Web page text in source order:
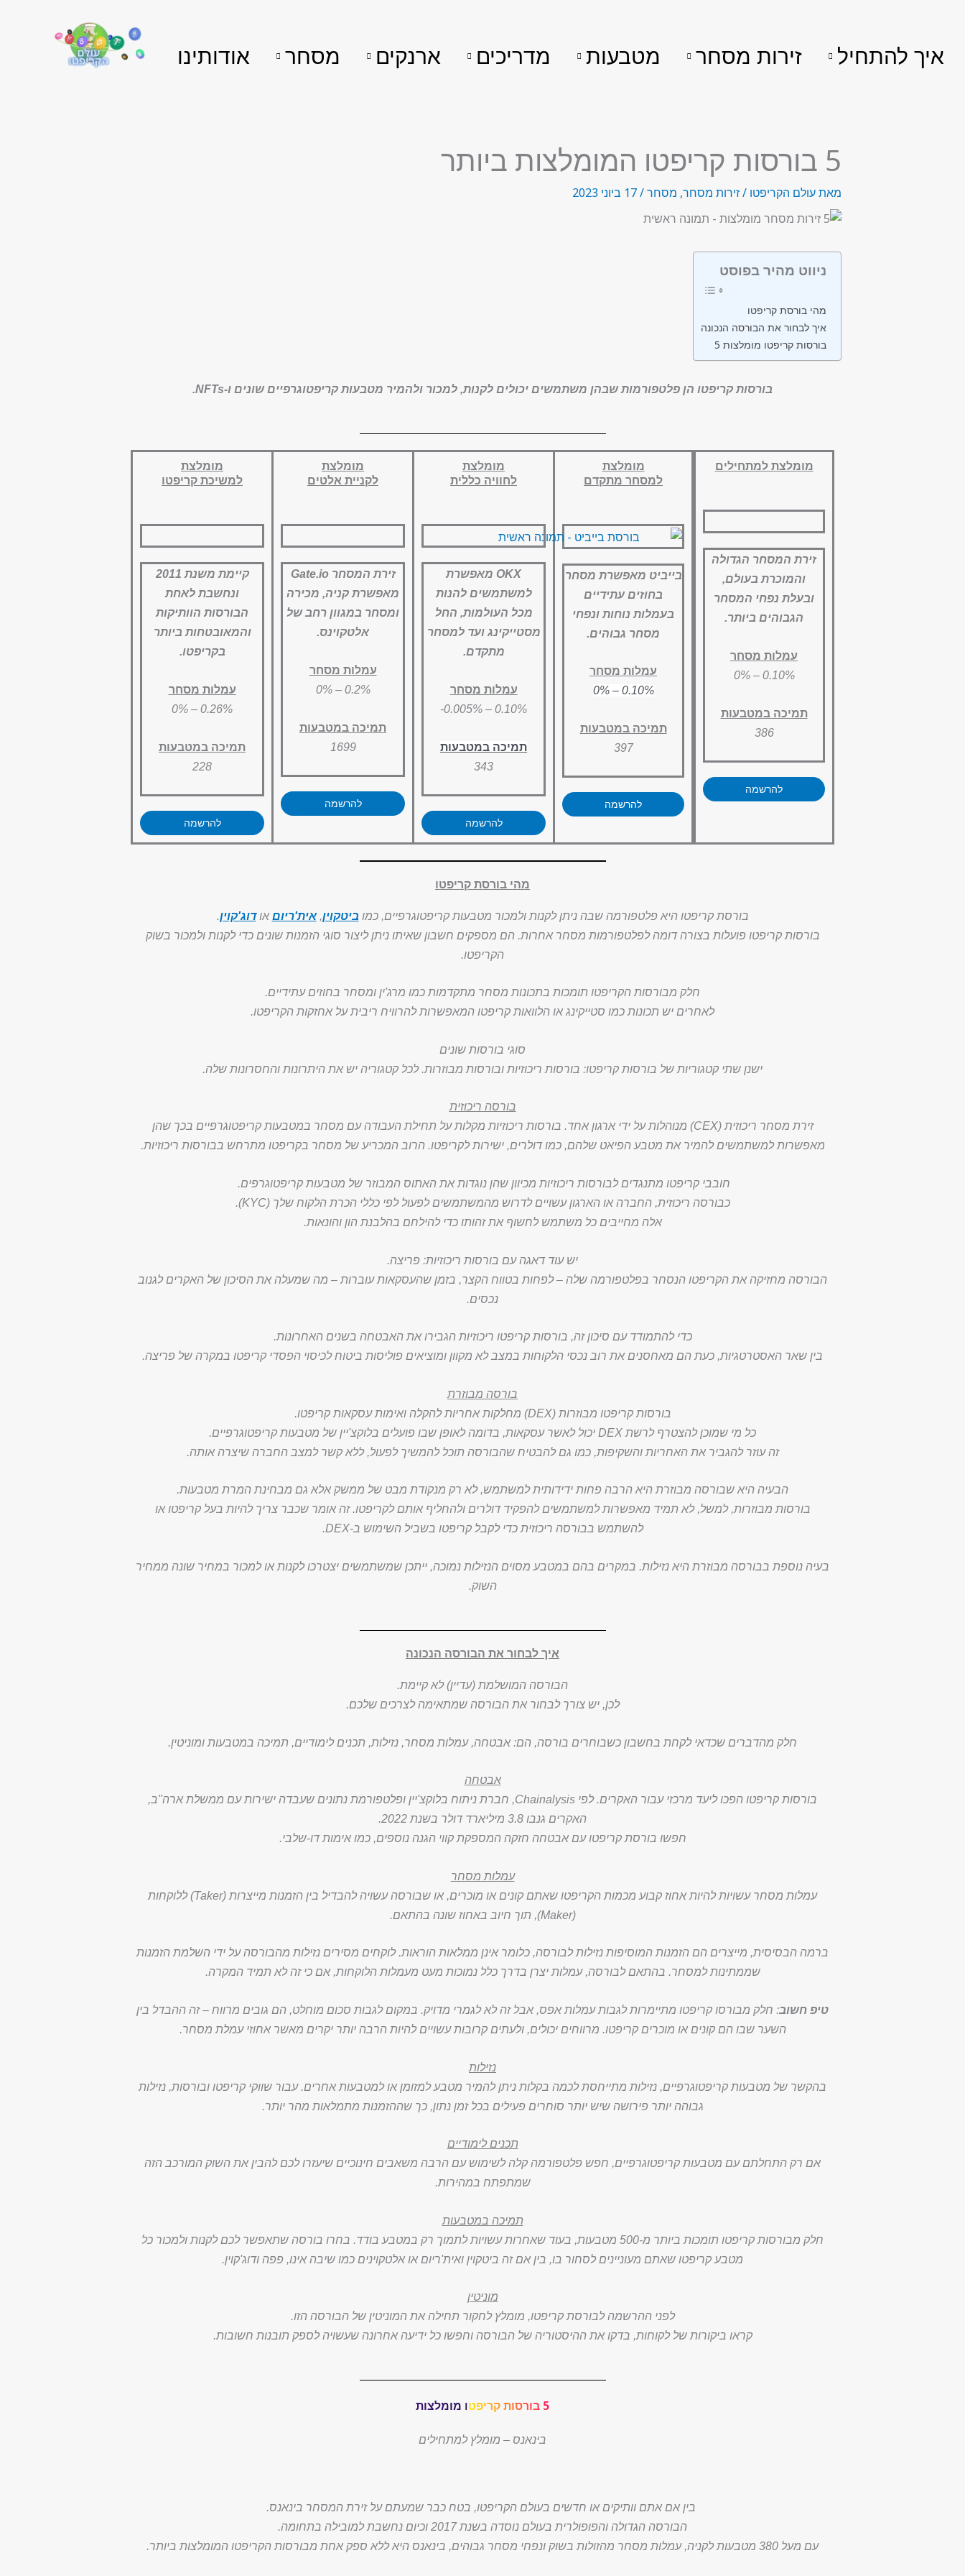
איך להתחיל זירות מסחר מטבעות מדריכים ארנקים מסחר אודותינו
5 בורסות קריפטו המומלצות ביותר
מאתעולם הקריפטו /זירות מסחר, מסחר/17 ביוני 2023
ניווט מהיר בפוסט
מהי בורסת קריפטו
איך לבחור את הבורסה הנכונה
5 בורסות קריפטו מומלצות
בורסות קריפטו הן פלטפורמות שבהן משתמשים יכולים לקנות, למכור ולהמיר מטבעות קריפטוגרפיים שונים ו-NFTs.
מומלצת למתחילים
זירת המסחר הגדולה
והמוכרת בעולם,
ובעלת נפחי המסחר
הגבוהים ביותר.
עמלות מסחר
0.10% – 0%
תמיכה במטבעות
386
להרשמה
מומלצת
למסחר מתקדם
בייביט מאפשרת מסחר
בחוזים עתידיים
בעמלות נוחות ונפחי
מסחר גבוהים.
עמלות מסחר
0.10% – 0%
תמיכה במטבעות
397
להרשמה
מומלצת
לחוויה כללית
OKX מאפשרת
למשתמשים להנות
מכל העולמות, החל
מסטייקינג ועד למסחר
מתקדם.
עמלות מסחר
0.10% – 0.005%-
תמיכה במטבעות
343
להרשמה
מומלצת
לקניית אלטים
זירת המסחר Gate.io
מאפשרת קניה, מכירה
ומסחר במגוון רחב של
אלטקוינס.
עמלות מסחר
0.2% – 0%
תמיכה במטבעות
1699
להרשמה
מומלצת
למשיכת קריפטו
קיימת משנת 2011
ונחשבת לאחת
הבורסות הוותיקות
והמאובטחות ביותר
בקריפטו.
עמלות מסחר
0.26% – 0%
תמיכה במטבעות
228
להרשמה
מהי בורסת קריפטו
בורסת קריפטו היא פלטפורמה שבה ניתן לקנות ולמכור מטבעות קריפטוגרפיים, כמוביטקוין,אית'ריום אודוג'קוין.
בורסות קריפטו פועלות בצורה דומה לפלטפורמות מסחר אחרות. הם מספקים חשבון שאיתו ניתן ליצור סוגי הזמנות שונים כדי לקנות ולמכור בשוק
הקריפטו.
חלק מבורסות הקריפטו תומכות בתכונות מסחר מתקדמות כמו מרג'ין ומסחר בחוזים עתידיים.
לאחרים יש תכונות כמו סטייקינג או הלוואות קריפטו המאפשרות להרוויח ריבית על אחזקות הקריפטו.
סוגי בורסות שונים
ישנן שתי קטגוריות של בורסות קריפטו: בורסות ריכוזיות ובורסות מבוזרות. לכל קטגוריה יש את היתרונות והחסרונות שלה.
בורסה ריכוזית
זירת מסחר ריכוזית (CEX) מנוהלות על ידי ארגון אחד. בורסות ריכוזיות מקלות על תחילת העבודה עם מסחר במטבעות קריפטוגרפיים בכך שהן
מאפשרות למשתמשים להמיר את מטבע הפיאט שלהם, כמו דולרים, ישירות לקריפטו. הרוב המכריע של מסחר בקריפטו מתרחש בבורסות ריכוזיות.
חובבי קריפטו מתנגדים לבורסות ריכוזיות מכיוון שהן נוגדות את האתוס המבוזר של מטבעות קריפטוגרפים.
כבורסה ריכוזית, החברה או הארגון עשויים לדרוש מהמשתמשים לפעול לפי כללי הכרת הלקוח שלך (KYC).
אלה מחייבים כל משתמש לחשוף את זהותו כדי להילחם בהלבנת הון והונאות.
יש עוד דאגה עם בורסות ריכוזיות: פריצה.
הבורסה מחזיקה את הקריפטו הנסחר בפלטפורמה שלה – לפחות בטווח הקצר, בזמן שהעסקאות עוברות – מה שמעלה את הסיכון של האקרים לגנוב
נכסים.
כדי להתמודד עם סיכון זה, בורסות קריפטו ריכוזיות הגבירו את האבטחה בשנים האחרונות.
בין שאר האסטרטגיות, כעת הם מאחסנים את רוב נכסי הלקוחות במצב לא מקוון ומוציאים פוליסות ביטוח לכיסוי הפסדי קריפטו במקרה של פריצה.
בורסה מבוזרת
בורסות קריפטו מבוזרות (DEX) מחלקות אחריות להקלה ואימות עסקאות קריפטו.
כל מי שמוכן להצטרף לרשת DEX יכול לאשר עסקאות, בדומה לאופן שבו פועלים בלוקצ'יין של מטבעות קריפטוגרפיים.
זה עוזר להגביר את האחריות והשקיפות, כמו גם להבטיח שהבורסה תוכל להמשיך לפעול, ללא קשר למצב החברה שיצרה אותה.
הבעיה היא שבורסה מבוזרת היא הרבה פחות ידידותית למשתמש, לא רק מנקודת מבט של ממשק אלא גם מבחינת המרת מטבעות.
בורסות מבוזרות, למשל, לא תמיד מאפשרות למשתמשים להפקיד דולרים ולהחליף אותם לקריפטו. זה אומר שכבר צריך להיות בעל קריפטו או
להשתמש בבורסה ריכוזית כדי לקבל קריפטו בשביל השימוש ב-DEX.
בעיה נוספת בבורסה מבוזרת היא נזילות. במקרים בהם במטבע מסוים הנזילות נמוכה, ייתכן שמשתמשים יצטרכו לקנות או למכור במחיר שונה ממחיר
השוק.
איך לבחור את הבורסה הנכונה
הבורסה המושלמת (עדיין) לא קיימת.
לכן, יש צורך לבחור את הבורסה שמתאימה לצרכים שלכם.
חלק מהדברים שכדאי לקחת בחשבון כשבוחרים בורסה, הם: אבטחה, עמלות מסחר, נזילות, תכנים לימודיים, תמיכה במטבעות ומוניטין.
אבטחה
בורסות קריפטו הפכו ליעד מרכזי עבור האקרים. לפי Chainalysis, חברת ניתוח בלוקצ'יין ופלטפורמת נתונים שעבדה ישירות עם ממשלת ארה"ב,
האקרים גנבו 3.8 מיליארד דולר בשנת 2022.
חפשו בורסת קריפטו עם אבטחה חזקה המספקת קווי הגנה נוספים, כמו אימות דו-שלבי.
עמלות מסחר
עמלות מסחר עשויות להיות אחוז קבוע מכמות הקריפטו שאתם קונים או מוכרים, או שבורסה עשויה להבדיל בין הזמנות מייצרות (Taker) ללוקחות
(Maker), תוך חיוב באחוז שונה בהתאם.
ברמה הבסיסית, מייצרים הם הזמנות המוסיפות נזילות לבורסה, כלומר אינן ממלאות הוראות. לוקחים מסירים נזילות מהבורסה על ידי השלמת הזמנות
שממתינות למסחר. בהתאם לבורסה, עמלות יצרן בדרך כלל נמוכות מעט מעמלות הלוקחות, אם כי זה לא תמיד המקרה.
טיפ חשוב: חלק מבורסו קריפטו מתיימרות לגבות עמלות אפס, אבל זה לא לגמרי מדויק. במקום לגבות סכום מוחלט, הם גובים מרווח – זה ההבדל בין
השער שבו הם קונים או מוכרים קריפטו. מרווחים יכולים, ולעתים קרובות עשויים להיות הרבה יותר יקרים מאשר אחוזי עמלת מסחר.
נזילות
בהקשר של מטבעות קריפטוגרפיים, נזילות מתייחסת לכמה בקלות ניתן להמיר מטבע למזומן או למטבעות אחרים. עבור שווקי קריפטו ובורסות, נזילות
גבוהה יותר פירושה שיש יותר סוחרים פעילים בכל זמן נתון, כך שההזמנות מתמלאות מהר יותר.
תכנים לימודיים
אם רק התחלתם עם מטבעות קריפטוגרפיים, חפש פלטפורמה קלה לשימוש עם הרבה משאבים חינוכיים שיעזרו לכם להבין את השוק המורכב הזה
שמתפתח במהירות.
תמיכה במטבעות
חלק מבורסות קריפטו תומכות ביותר מ-500 מטבעות, בעוד שאחרות עשויות לתמוך רק במטבע בודד. בחרו בורסה שתאפשר לכם לקנות ולמכור כל
מטבע קריפטו שאתם מעוניינים לסחור בו, בין אם זה ביטקוין ואית'ריום או אלטקוינים כמו שיבה אינו, פפה ודוג'קוין.
מוניטין
לפני ההרשמה לבורסת קריפטו, מומלץ לחקור תחילה את המוניטין של הבורסה הזו.
קראו ביקורות של לקוחות, בדקו את ההיסטוריה של הבורסה וחפשו כל ידיעה אחרונה שעשויה לספק תובנות חשובות.
5 בורסות קריפטו מומלצות
בינאנס – מומלץ למתחילים
בין אם אתם וותיקים או חדשים בעולם הקריפטו, בטח כבר שמעתם על זירת המסחר בינאנס.
הבורסה הגדולה והפופולרית בעולם נוסדה בשנת 2017 וכיום נחשבת למובילה בתחומה.
עם מעל 380 מטבעות לקניה, עמלות מסחר מהזולות בשוק ונפחי מסחר גבוהים, בינאנס היא ללא ספק אחת מבורסות הקריפטו המומלצות ביותר.